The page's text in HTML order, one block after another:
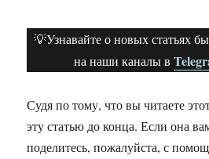
💡Узнавайте о новых статьях
на наши каналы в
Судя по тому, что вы читаете
эту статью до конца. Если она
поделитесь, пожалуйста, с